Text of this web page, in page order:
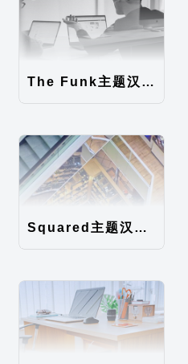
The Funk主题汉化包
Squared主题汉化包